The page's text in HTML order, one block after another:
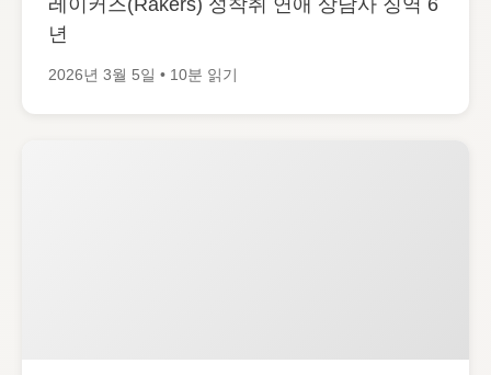
레이커즈(Rakers) 성착취 연애 상담사 징역 6
년
2026년 3월 5일 • 10분 읽기